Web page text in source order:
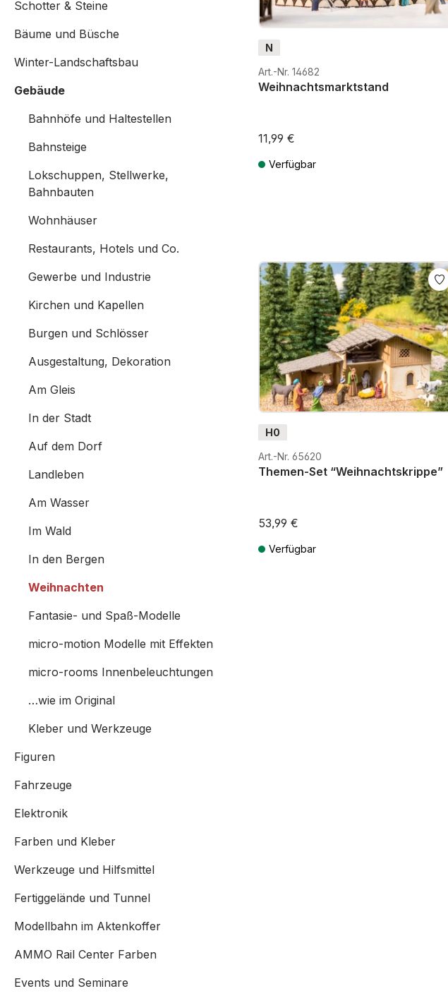
Schotter & Steine
Bäume und Büsche
Winter-Landschaftsbau
Gebäude
Bahnhöfe und Haltestellen
Bahnsteige
Lokschuppen, Stellwerke,
Bahnbauten
Wohnhäuser
Restaurants, Hotels und Co.
Gewerbe und Industrie
Kirchen und Kapellen
Burgen und Schlösser
Ausgestaltung, Dekoration
Am Gleis
In der Stadt
Auf dem Dorf
Landleben
Am Wasser
Im Wald
In den Bergen
Weihnachten
Fantasie- und Spaß-Modelle
micro-motion Modelle mit Effekten
micro-rooms Innenbeleuchtungen
…wie im Original
Kleber und Werkzeuge
Figuren
Fahrzeuge
Elektronik
Farben und Kleber
Werkzeuge und Hilfsmittel
Fertiggelände und Tunnel
Modellbahn im Aktenkoffer
AMMO Rail Center Farben
Events und Seminare
N
Art.-Nr. 14682
Weihnachtsmarktstand
11,99 €
Verfügbar
H0
Art.-Nr. 65620
Themen-Set “Weihnachtskrippe”
53,99 €
Verfügbar